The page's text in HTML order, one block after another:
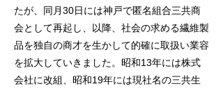
たが、同月30日には神戸で匿名組合三共商
会として再起し、以降、社会の求める繊維製
品を独自の商才を生かして的確に取扱い業容
を拡大していきました。昭和13年には株式
会社に改組、昭和19年には現社名の三共生